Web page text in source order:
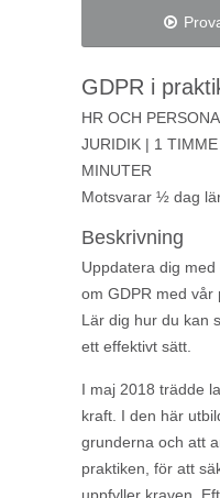
GDPR i
HR OCH
JURIDIK | 1
MINUTER
Motsvarar ½ dag
Beskrivning
Uppdatera dig
om GDPR med vår
Lär dig hur du kan
ett effektivt sätt.
I maj 2018 trädde
kraft. I den här
grunderna och att
praktiken, för att